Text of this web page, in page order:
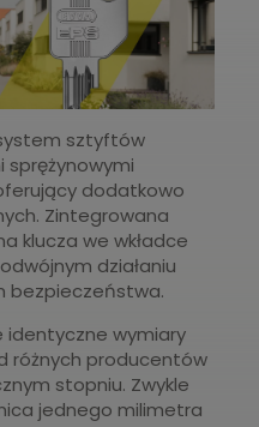
sztyftów
sprężynowymi
dodatkowo
Zintegrowana
klucza we wkładce
działaniu
bezpieczeństwa.
identyczne wymiary
różnych producentów
stopniu. Zwykle
jednego milimetra